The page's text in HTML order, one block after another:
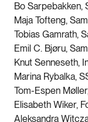
Bo Sarpebakken,
Maja Tofteng,
Tobias Gamrath,
Emil C. Bjøru,
Knut Senneseth,
Marina Rybalka,
Tom-Espen
Elisabeth Wiker,
Aleksandra